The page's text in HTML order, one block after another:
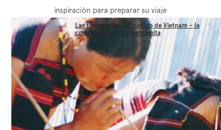
inspiración para preparar su viaje
Las tierras altas del centro de Vietnam – la
cuna de la cultura vietnamita